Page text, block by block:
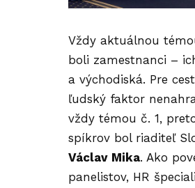
Vždy aktuálnou
boli zamestnanci –
a východiská. Pre
ľudský faktor
vždy témou č. 1,
spíkrov bol riaditeľ
Václav Mika. Ako
panelistov, HR